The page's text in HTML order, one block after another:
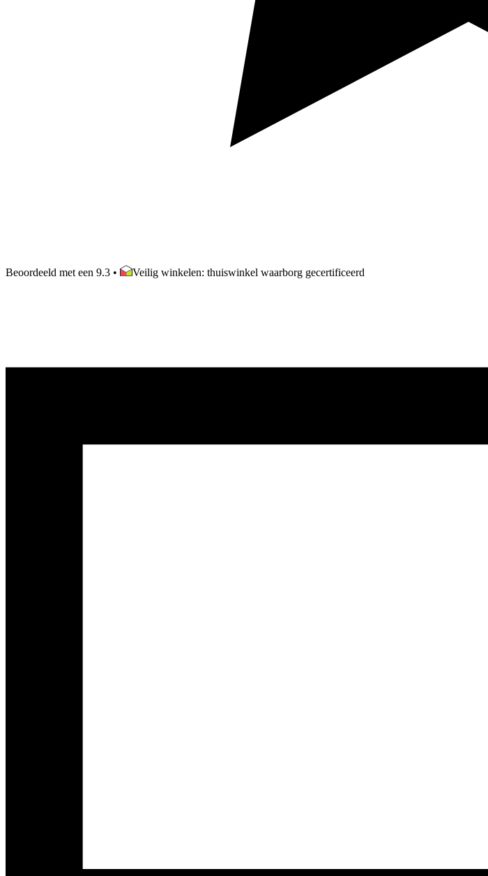
Beoordeeld met een 9.3 • Veilig winkelen: thuiswinkel waarborg gecertificeerd